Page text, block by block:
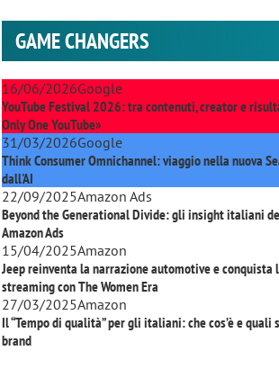
GAME CHANGERS
16/06/2026Google
YouTube Festival 2026: tra contenuti, creator e
Only One YouTube»
31/03/2026Google
Think Consumer Omnichannel: viaggio nella nuova
dall'AI
22/09/2025Amazon Ads
Beyond the Generational Divide: gli insight italiani
Amazon Ads
15/04/2025Amazon
Jeep reinventa la narrazione automotive e conquista
streaming conThe Women Era
27/03/2025Amazon
Il “Tempo di qualità” per gli italiani: che cos’è e
brand